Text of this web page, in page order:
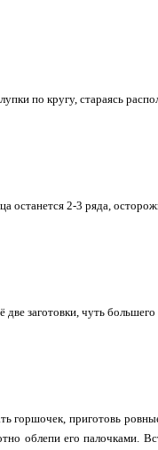
по кругу, стараясь
останется 2-3 ряда,
заготовки, чуть
горшочек, приготовь
облепи его палочками.